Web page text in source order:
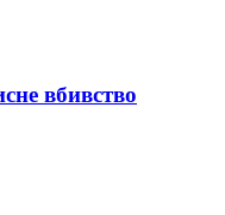
вбивство